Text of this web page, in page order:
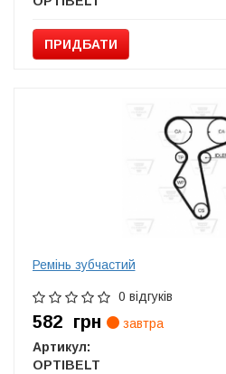
ПРИДБАТИ
Ремінь зубчастий
0 відгуків
582 грн
завтра
Артикул:
OPTIBELT